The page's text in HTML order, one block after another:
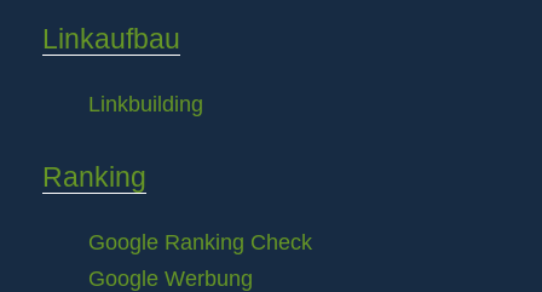
Linkaufbau
Linkbuilding
Ranking
Google Ranking Check
Google Werbung